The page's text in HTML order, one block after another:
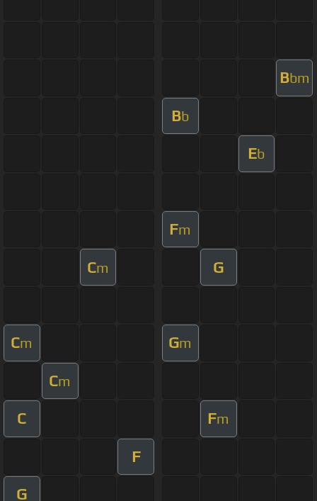
Bbm
Bb
Eb
Fm
Cm G
Cm Gm
Cm
C Fm
F
G